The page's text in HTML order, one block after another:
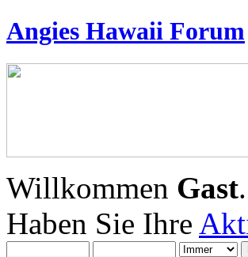
Angies Hawaii Forum
Willkommen Gast
Haben Sie Ihre